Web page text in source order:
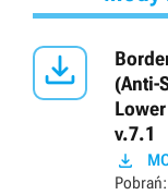

(Anti-
v.7.1

Pobrań: